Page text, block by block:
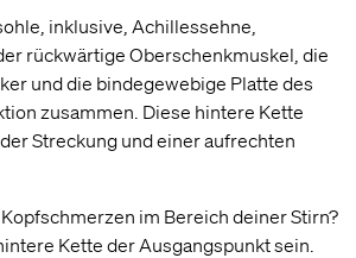
inklusive, Achillessehne,
rückwärtige Oberschenkmuskel, die
und die bindegewebige Platte des
zusammen. Diese hintere Kette
Streckung und einer aufrechten
im Bereich deiner Stirn?
Kette der Ausgangspunkt sein.